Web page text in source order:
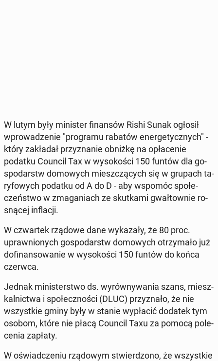
W lutym były mi­ni­ster fi­nan­sów Rishi Sunak ogłosił
wpro­wa­dze­nie "pro­gra­mu rabatów ener­ge­tycz­nych" -
który za­kła­dał przy­zna­nie obniżkę na opła­ce­nie
podatku Council Tax w wy­so­ko­ści 150 funtów dla go­
spo­darstw do­mo­wych miesz­czą­cych się w grupach ta­
ry­fo­wych podatku od A do D - aby wspomóc spo­łe­
czeń­stwo w zma­ga­niach ze skut­ka­mi gwał­tow­nie ro­
sną­cej in­fla­cji.
W czwar­tek rządowe dane wy­ka­za­ły, że 80 proc.
upraw­nio­nych go­spo­darstw do­mo­wych otrzy­ma­ło już
do­fi­nan­so­wa­nie w wy­so­ko­ści 150 funtów do końca
czerwca.
Jednak mi­ni­ster­stwo ds. wy­rów­ny­wa­nia szans, miesz­
kal­nic­twa i spo­łecz­no­ści (DLUC) przy­zna­ło, że nie
wszyst­kie gminy były w stanie wy­pła­cić dodatek tym
osobom, które nie płacą Council Taxu za pomocą po­le­
ce­nia zapłaty.
W oświad­cze­niu rzą­do­wym stwier­dzo­no, że wszyst­kie